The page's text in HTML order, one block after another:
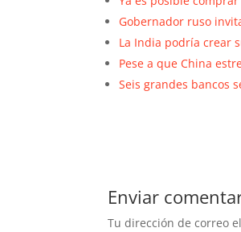
Gobernador ruso
La India podría crear
Pese a que China
Seis grandes bancos
Enviar
Tu dirección de correo